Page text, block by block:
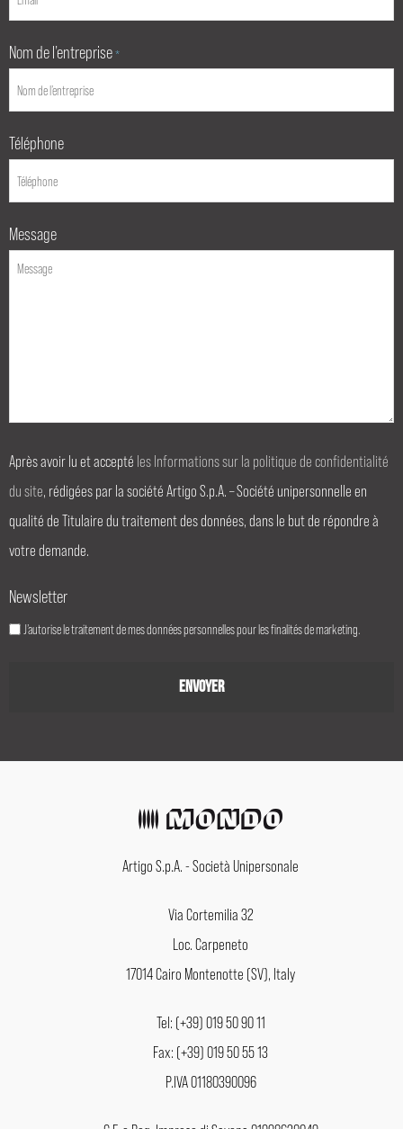
Nom de l’entreprise *
Téléphone
Message
Après avoir lu et accepté les Informations sur la politique de confidentialité
du site, rédigées par la société Artigo S.p.A. – Société unipersonnelle en
qualité de Titulaire du traitement des données, dans le but de répondre à
votre demande.
Newsletter
J’autorise le traitement de mes données personnelles pour les finalités de marketing.
Artigo S.p.A. - Società Unipersonale
Via Cortemilia 32
Loc. Carpeneto
17014 Cairo Montenotte (SV), Italy
Tel: (+39) 019 50 90 11
Fax: (+39) 019 50 55 13
P.IVA 01180390096